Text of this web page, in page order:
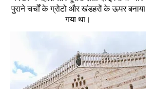
पुराने चर्चों के ग्रोटो और खंडहरों के ऊपर बनाया
गया था।